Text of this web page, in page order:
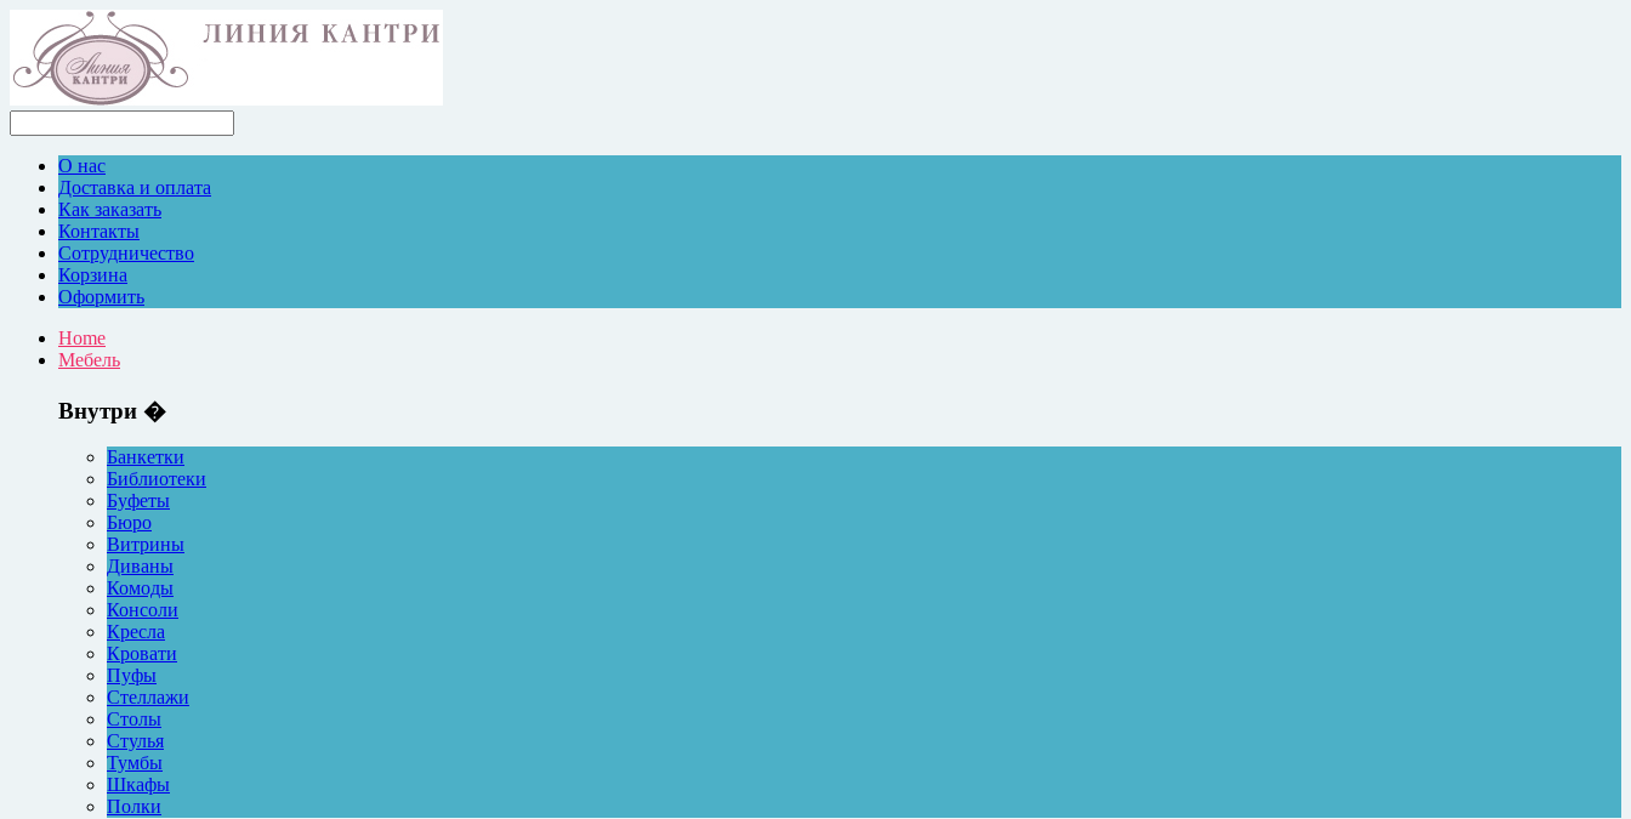
О нас
Доставка и оплата
Как заказать
Контакты
Сотрудничество
Корзина
Оформить
Home
Мебель
Внутри �
Банкетки
Библиотеки
Буфеты
Бюро
Витрины
Диваны
Комоды
Консоли
Кресла
Кровати
Пуфы
Стеллажи
Столы
Стулья
Тумбы
Шкафы
Полки